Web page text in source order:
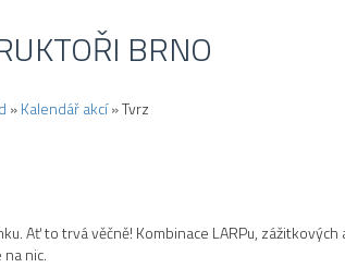
BRNO
»Kalendář akcí»Tvrz
Ať to trvá věčně! Kombinace LARPu,
nic.